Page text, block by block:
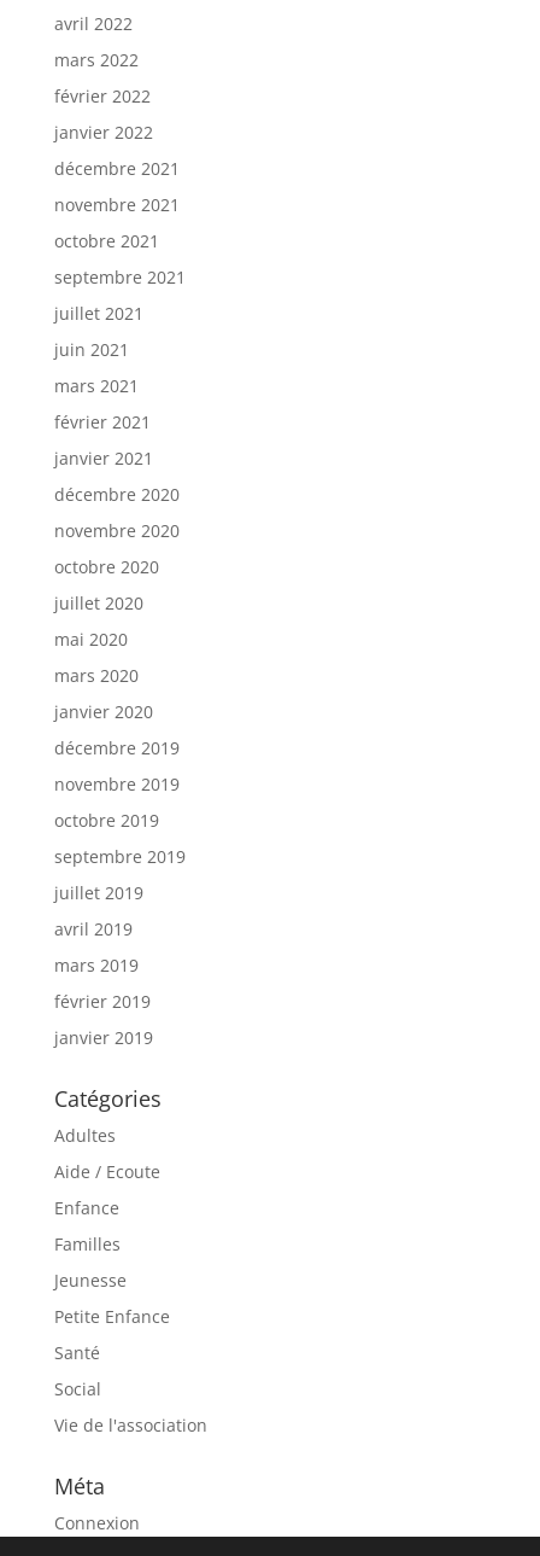
avril 2022
mars 2022
février 2022
janvier 2022
décembre 2021
novembre 2021
octobre 2021
septembre 2021
juillet 2021
juin 2021
mars 2021
février 2021
janvier 2021
décembre 2020
novembre 2020
octobre 2020
juillet 2020
mai 2020
mars 2020
janvier 2020
décembre 2019
novembre 2019
octobre 2019
septembre 2019
juillet 2019
avril 2019
mars 2019
février 2019
janvier 2019
Catégories
Adultes
Aide / Ecoute
Enfance
Familles
Jeunesse
Petite Enfance
Santé
Social
Vie de l'association
Méta
Connexion